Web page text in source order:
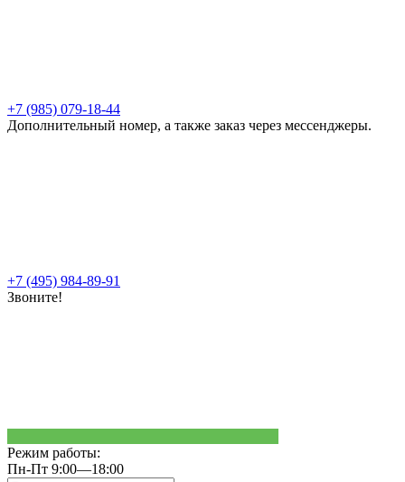
+7 (985) 079-18-44
Дополнительный номер, а также заказ через мессенджеры.
+7 (495) 984-89-91
Звоните!
Режим работы:
Пн-Пт 9:00—18:00